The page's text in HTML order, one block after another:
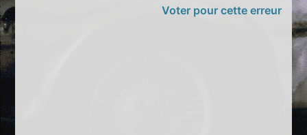
Voter pour cette erreur